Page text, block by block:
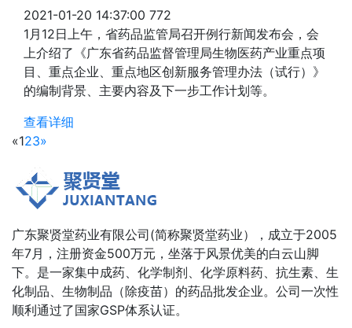
2021-01-20 14:37:00 772
1月12日上午，省药品监管局召开例行新闻发布会，会
上介绍了《广东省药品监督管理局生物医药产业重点项
目、重点企业、重点地区创新服务管理办法（试行）》
的编制背景、主要内容及下一步工作计划等。
查看详细
«123»
广东聚贤堂药业有限公司(简称聚贤堂药业），成立于2005
年7月，注册资金500万元，坐落于风景优美的白云山脚
下。是一家集中成药、化学制剂、化学原料药、抗生素、生
化制品、生物制品（除疫苗）的药品批发企业。公司一次性
顺利通过了国家GSP体系认证。